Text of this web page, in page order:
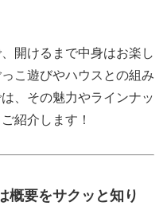
開けるまで中身はお楽し
こ遊びやハウスとの組み
、その魅力やラインナッ
紹介します！
概要をサクッと知り